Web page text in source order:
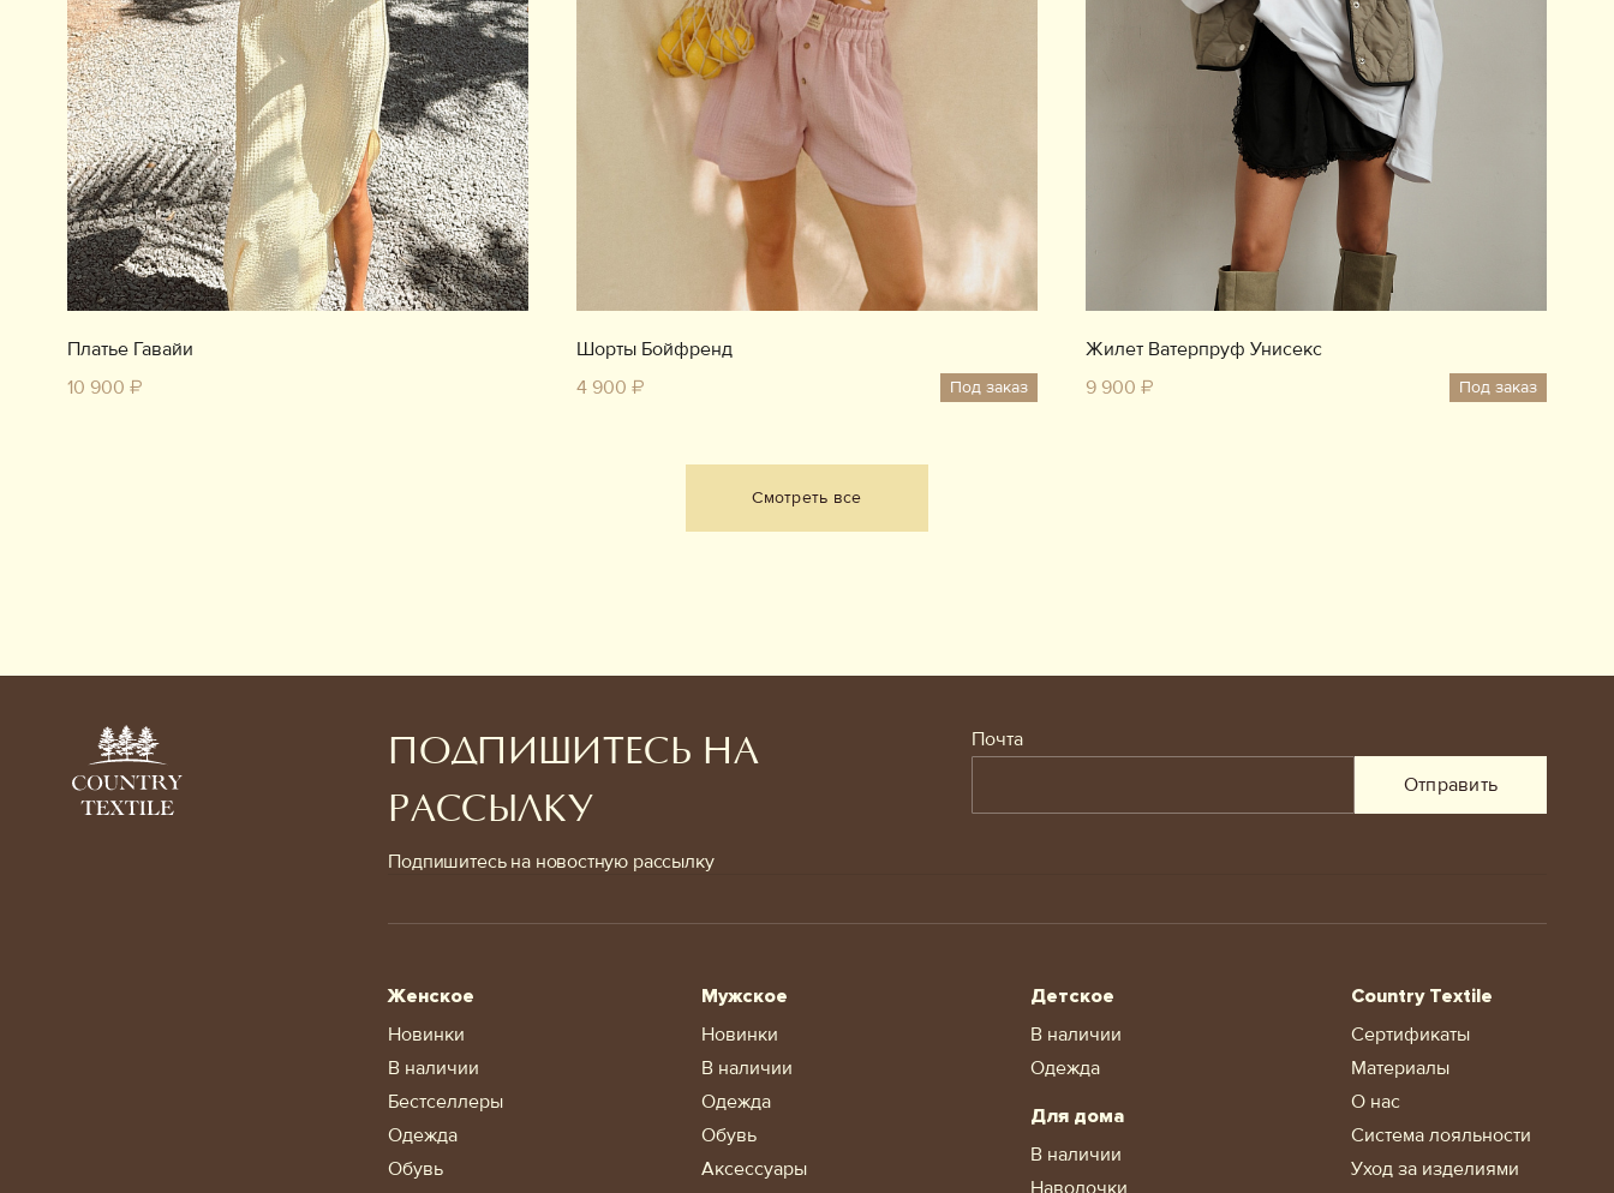
Платье Гавайи
10 900 ₽
Шорты Бойфренд
4 900 ₽
Под заказ
Жилет Ватерпруф Унисекс
9 900 ₽
Под заказ
Смотреть все
ПОДПИШИТЕСЬ НА
РАССЫЛКУ
Подпишитесь на новостную рассылку
Почта
Отправить
Женское
Новинки
В наличии
Бестселлеры
Одежда
Обувь
Мужское
Новинки
В наличии
Одежда
Обувь
Аксессуары
Детское
В наличии
Одежда
Для дома
В наличии
Наволочки
Country Textile
Сертификаты
Материалы
О нас
Система лояльности
Уход за изделиями